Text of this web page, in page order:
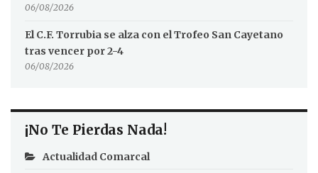
06/08/2026
El C.F. Torrubia se alza con el Trofeo San Cayetano
tras vencer por 2-4
06/08/2026
¡No Te Pierdas Nada!
Actualidad Comarcal